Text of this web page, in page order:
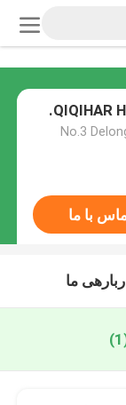
QIQIHAR
No.3
با ما
ما